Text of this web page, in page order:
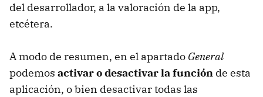
del desarrollador, a la valoración de la app,
etcétera.
A modo de resumen, en el apartado General
podemos activar o desactivar la función de esta
aplicación, o bien desactivar todas las